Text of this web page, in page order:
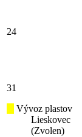
24
31
Vývoz plastov
Lieskovec
(Zvolen)